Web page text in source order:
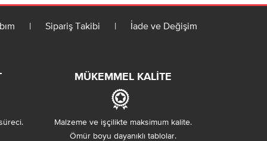
| Sipariş Takibi | İade ve Değişim
MÜKEMMEL KALITE
Malzeme ve işçilikte maksimum kalite.
Ömür boyu dayanıklı tablolar.